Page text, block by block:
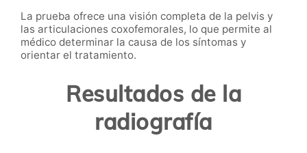
La prueba ofrece una visión completa de la pelvis y
las articulaciones coxofemorales, lo que permite al
médico determinar la causa de los síntomas y
orientar el tratamiento.
Resultados de la
radiografía